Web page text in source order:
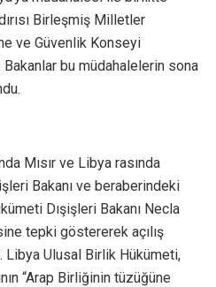
Birleşmiş Milletler
ve Güvenlik Konseyi
Bakanlar bu müdahalelerin sona
Mısır ve Libya rasında
Bakanı ve beraberindeki
Dışişleri Bakanı Necla
tepki göstererek açılış
Ulusal Birlik Hükümeti,
“Arap Birliğinin tüzüğüne